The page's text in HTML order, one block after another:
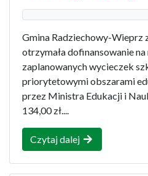
Gmina Radziechowy-Wieprz
otrzymała dofinansowanie
zaplanowanych wycieczek
priorytetowymi obszarami
przez Ministra Edukacji i
134,00 zł....
Czytaj dalej